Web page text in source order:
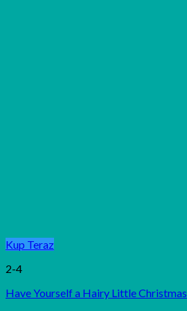
Kup Teraz
2-4
Have Yourself a Hairy Little Christmas